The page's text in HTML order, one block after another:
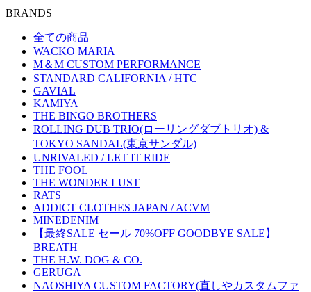
BRANDS
全ての商品
WACKO MARIA
M＆M CUSTOM PERFORMANCE
STANDARD CALIFORNIA / HTC
GAVIAL
KAMIYA
THE BINGO BROTHERS
ROLLING DUB TRIO(ローリングダブトリオ) &
TOKYO SANDAL(東京サンダル)
UNRIVALED / LET IT RIDE
THE FOOL
THE WONDER LUST
RATS
ADDICT CLOTHES JAPAN / ACVM
MINEDENIM
【最終SALE セール 70%OFF GOODBYE SALE】
BREATH
THE H.W. DOG & CO.
GERUGA
NAOSHIYA CUSTOM FACTORY(直しやカスタムファ